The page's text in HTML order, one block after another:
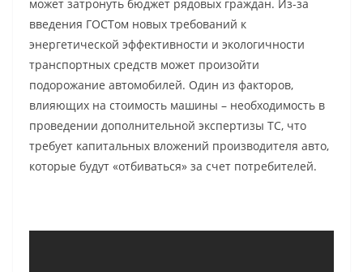
может затронуть бюджет рядовых граждан. Из-за
введения ГОСТом новых требований к
энергетической эффективности и экологичности
транспортных средств может произойти
подорожание автомобилей. Один из факторов,
влияющих на стоимость машины – необходимость в
проведении дополнительной экспертизы ТС, что
требует капитальных вложений производителя авто,
которые будут «отбиваться» за счет потребителей.